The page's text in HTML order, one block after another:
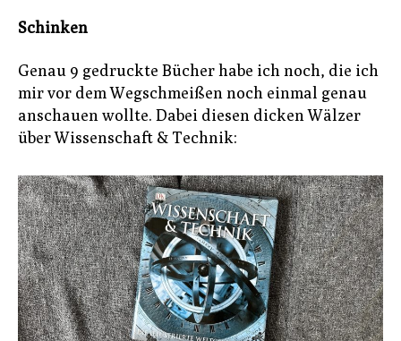
Schinken
Genau 9 gedruckte Bücher habe ich noch, die ich
mir vor dem Wegschmeißen noch einmal genau
anschauen wollte. Dabei diesen dicken Wälzer
über Wissenschaft & Technik: